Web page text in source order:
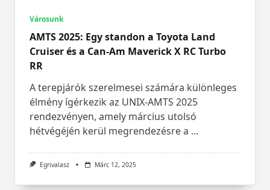
Városunk
AMTS 2025: Egy standon a Toyota Land
Cruiser és a Can-Am Maverick X RC Turbo
RR
A terepjárók szerelmesei számára különleges
élmény ígérkezik az UNIX-AMTS 2025
rendezvényen, amely március utolsó
hétvégéjén kerül megrendezésre a ...
Egrivalasz Márc 12, 2025